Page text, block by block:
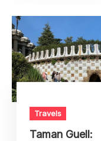
Travels
Taman Guell: